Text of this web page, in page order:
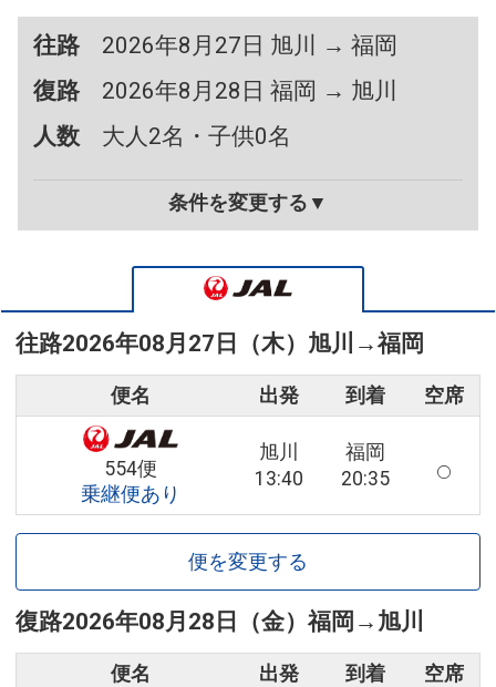
往路
2026年8月27日 旭川 → 福岡
復路
2026年8月28日 福岡 → 旭川
人数
大人2名・子供0名
条件を変更する▼
往路2026年08月27日（木） 旭川 →福岡
便名 出発 到着 空席
554便
乗継便あり
旭川
13:40
福岡
20:35
便を変更する
復路2026年08月28日（金）福岡 → 旭川
便名 出発 到着 空席